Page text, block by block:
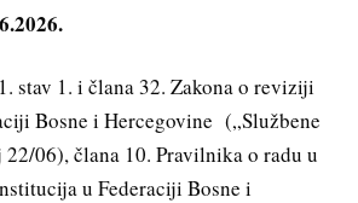
stav 1. i člana 32. Zakona o reviziji
Bosne i Hercegovine („Službene
06), člana 10. Pravilnika o radu u
u Federaciji Bosne i